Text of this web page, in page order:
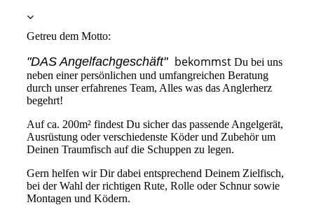
Getreu dem Motto:
"DAS Angelfachgeschäft" bekommstDu bei uns
neben einer persönlichen und umfangreichen Beratung
durch unser erfahrenes Team, Alles was das Anglerherz
begehrt!
Auf ca. 200m² findest Du sicher das passende Angelgerät,
Ausrüstung oder verschiedenste Köder und Zubehör um
Deinen Traumfisch auf die Schuppen zu legen.
Gern helfen wir Dir dabei entsprechend Deinem Zielfisch,
bei der Wahl der richtigen Rute, Rolle oder Schnur sowie
Montagen und Ködern.